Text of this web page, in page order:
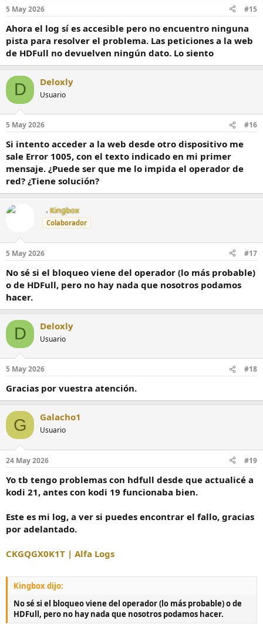
5 May 2026 #15
Ahora el log sí es accesible pero no encuentro ninguna
pista para resolver el problema. Las peticiones a la web
de HDFull no devuelven ningún dato. Lo siento
D Deloxly
Usuario
5 May 2026 #16
Si intento acceder a la web desde otro dispositivo me
sale Error 1005, con el texto indicado en mi primer
mensaje. ¿Puede ser que me lo impida el operador de
red? ¿Tiene solución?
Kingbox
Colaborador
5 May 2026 #17
No sé si el bloqueo viene del operador (lo más probable)
o de HDFull, pero no hay nada que nosotros podamos
hacer.
D Deloxly
Usuario
5 May 2026 #18
Gracias por vuestra atención.
G Galacho1
Usuario
24 May 2026 #19
Yo tb tengo problemas con hdfull desde que actualicé a
kodi 21, antes con kodi 19 funcionaba bien.
Este es mi log, a ver si puedes encontrar el fallo, gracias
por adelantado.
CKGQGX0K1T | Alfa Logs
Kingbox dijo:
No sé si el bloqueo viene del operador (lo más probable) o de
HDFull, pero no hay nada que nosotros podamos hacer.